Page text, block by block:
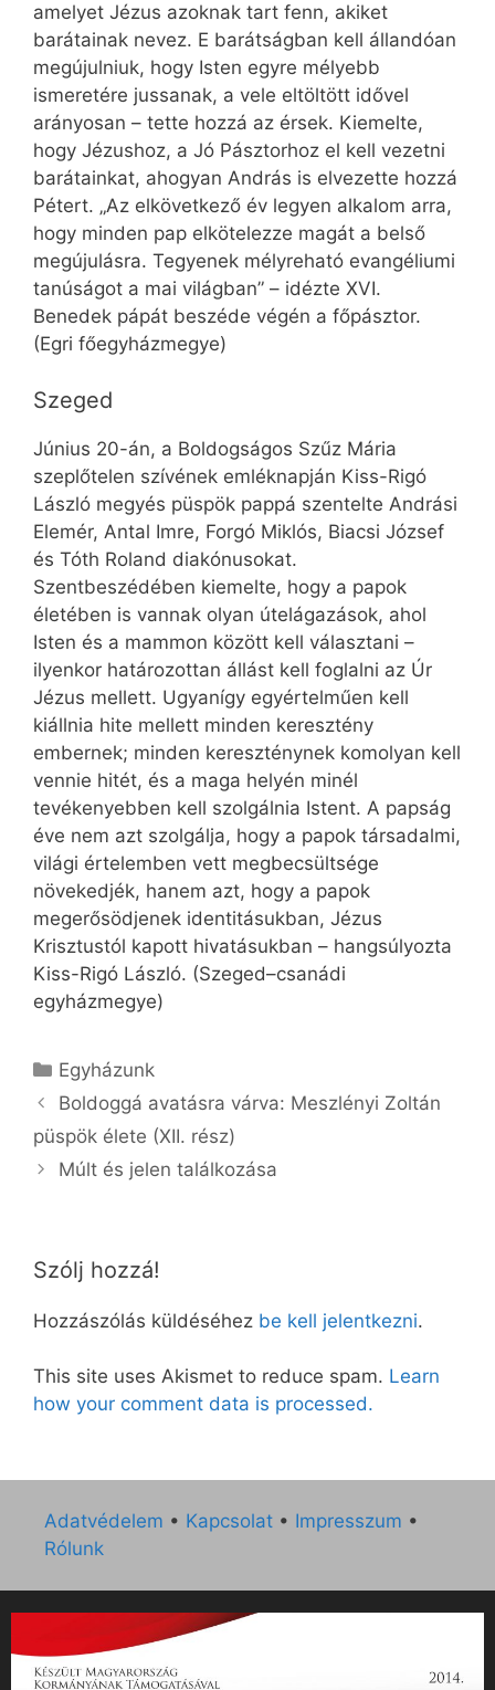
amelyet Jézus azoknak tart fenn, akiket
barátainak nevez. E barátságban kell állandóan
megújulniuk, hogy Isten egyre mélyebb
ismeretére jussanak, a vele eltöltött idővel
arányosan – tette hozzá az érsek. Kiemelte,
hogy Jézushoz, a Jó Pásztorhoz el kell vezetni
barátainkat, ahogyan András is elvezette hozzá
Pétert. „Az elkövetkező év legyen alkalom arra,
hogy minden pap elkötelezze magát a belső
megújulásra. Tegyenek mélyreható evangéliumi
tanúságot a mai világban” – idézte XVI.
Benedek pápát beszéde végén a főpásztor.
(Egri főegyházmegye)
Szeged
Június 20-án, a Boldogságos Szűz Mária
szeplőtelen szívének emléknapján Kiss-Rigó
László megyés püspök pappá szentelte Andrási
Elemér, Antal Imre, Forgó Miklós, Biacsi József
és Tóth Roland diakónusokat.
Szentbeszédében kiemelte, hogy a papok
életében is vannak olyan útelágazások, ahol
Isten és a mammon között kell választani –
ilyenkor határozottan állást kell foglalni az Úr
Jézus mellett. Ugyanígy egyértelműen kell
kiállnia hite mellett minden keresztény
embernek; minden kereszténynek komolyan kell
vennie hitét, és a maga helyén minél
tevékenyebben kell szolgálnia Istent. A papság
éve nem azt szolgálja, hogy a papok társadalmi,
világi értelemben vett megbecsültsége
növekedjék, hanem azt, hogy a papok
megerősödjenek identitásukban, Jézus
Krisztustól kapott hivatásukban – hangsúlyozta
Kiss-Rigó László. (Szeged–csanádi
egyházmegye)
Kategória
Egyházunk
Boldoggá avatásra várva: Meszlényi Zoltán
püspök élete (XII. rész)
Múlt és jelen találkozása
Szólj hozzá!
Hozzászólás küldéséhez be kell jelentkezni.
This site uses Akismet to reduce spam. Learn
how your comment data is processed.
Adatvédelem • Kapcsolat • Impresszum •
Rólunk